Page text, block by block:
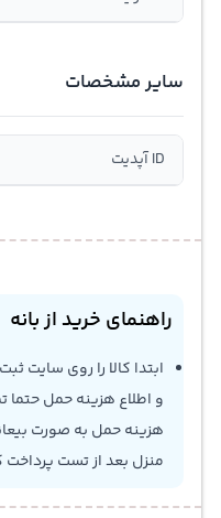
سایر مشخصات
ID آپدیت
راهنمای خرید از بانه
ابتدا کالا را روی
و اطلاع هزینه حمل حتما
هزینه حمل به صورت
منزل بعد از تست پرداخت